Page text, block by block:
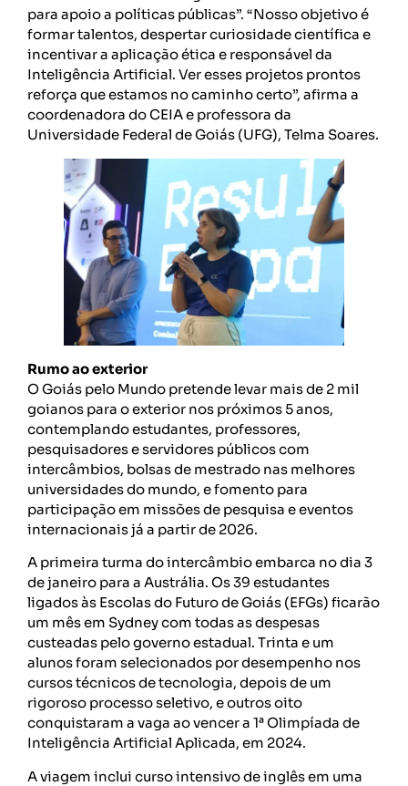
para apoio a políticas públicas”. “Nosso objetivo é
formar talentos, despertar curiosidade científica e
incentivar a aplicação ética e responsável da
Inteligência Artificial. Ver esses projetos prontos
reforça que estamos no caminho certo”, afirma a
coordenadora do CEIA e professora da
Universidade Federal de Goiás (UFG), Telma Soares.
Rumo ao exterior
O Goiás pelo Mundo pretende levar mais de 2 mil
goianos para o exterior nos próximos 5 anos,
contemplando estudantes, professores,
pesquisadores e servidores públicos com
intercâmbios, bolsas de mestrado nas melhores
universidades do mundo, e fomento para
participação em missões de pesquisa e eventos
internacionais já a partir de 2026.
A primeira turma do intercâmbio embarca no dia 3
de janeiro para a Austrália. Os 39 estudantes
ligados às Escolas do Futuro de Goiás (EFGs) ficarão
um mês em Sydney com todas as despesas
custeadas pelo governo estadual. Trinta e um
alunos foram selecionados por desempenho nos
cursos técnicos de tecnologia, depois de um
rigoroso processo seletivo, e outros oito
conquistaram a vaga ao vencer a 1ª Olimpíada de
Inteligência Artificial Aplicada, em 2024.
A viagem inclui curso intensivo de inglês em uma